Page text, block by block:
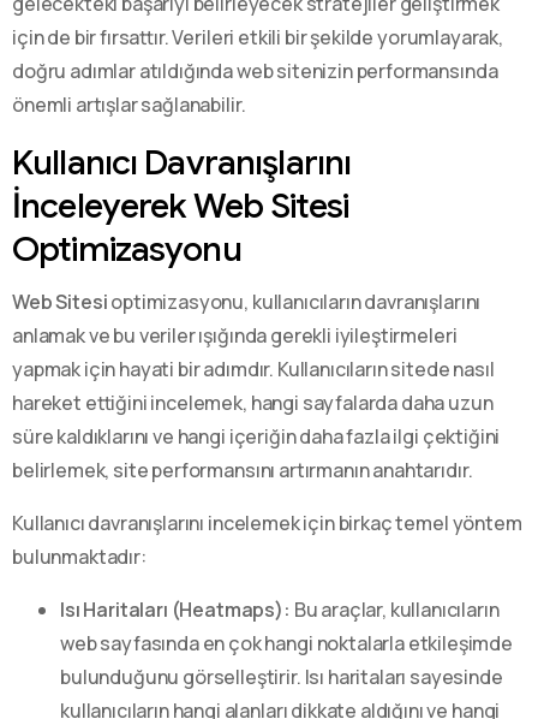
için de bir fırsattır. Verileri etkili bir şekilde yorumlayarak,
doğru adımlar atıldığında web sitenizin performansında
önemli artışlar sağlanabilir.
Kullanıcı Davranışlarını
İnceleyerek Web Sitesi
Optimizasyonu
Web Sitesioptimizasyonu, kullanıcıların davranışlarını
anlamak ve bu veriler ışığında gerekli iyileştirmeleri
yapmak için hayati bir adımdır. Kullanıcıların sitede nasıl
hareket ettiğini incelemek, hangi sayfalarda daha uzun
süre kaldıklarını ve hangi içeriğin daha fazla ilgi çektiğini
belirlemek, site performansını artırmanın anahtarıdır.
Kullanıcı davranışlarını incelemek için birkaç temel yöntem
bulunmaktadır:
Isı Haritaları (Heatmaps): Bu araçlar, kullanıcıların
web sayfasında en çok hangi noktalarla etkileşimde
bulunduğunu görselleştirir. Isı haritaları sayesinde
kullanıcıların hangi alanları dikkate aldığını ve hangi